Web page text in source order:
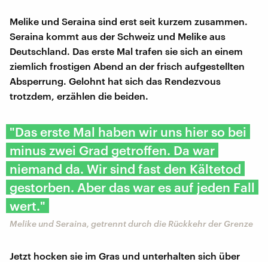
Melike und Seraina sind erst seit kurzem zusammen.
Seraina kommt aus der Schweiz und Melike aus
Deutschland. Das erste Mal trafen sie sich an einem
ziemlich frostigen Abend an der frisch aufgestellten
Absperrung. Gelohnt hat sich das Rendezvous
trotzdem, erzählen die beiden.
"Das erste Mal haben wir uns hier so bei
minus zwei Grad getroffen. Da war
niemand da. Wir sind fast den Kältetod
gestorben. Aber das war es auf jeden Fall
wert."
Melike und Seraina, getrennt durch die Rückkehr der Grenze
Jetzt hocken sie im Gras und unterhalten sich über